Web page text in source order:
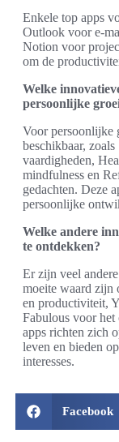
Enkele top apps
Outlook voor e-
Notion voor
om de
Welke
persoonlijke
Voor persoonlijke
beschikbaar,
vaardigheden,
mindfulness en
gedachten. Deze
persoonlijke
Welke andere
te ontdekken?
Er zijn veel
moeite waard zijn
en productiviteit,
Fabulous voor het
apps richten zich
leven en bieden
interesses.
Facebook